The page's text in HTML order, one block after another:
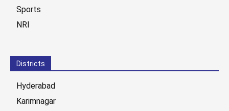
Sports
NRI
Districts
Hyderabad
Karimnagar